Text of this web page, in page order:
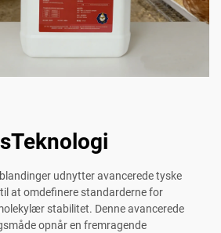
udnytter avancerede tyske
at omdefinere standarderne for
stabilitet. Denne avancerede
opnår en fremragende